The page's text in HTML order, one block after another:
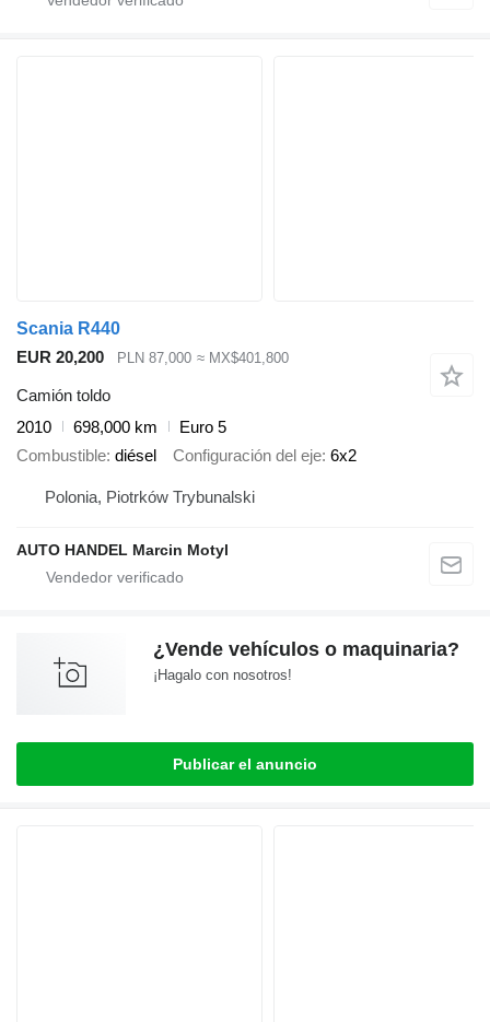
Scania R440
EUR 20,200
PLN 87,000 ≈ MX$401,800
Camión toldo
2010
698,000 km
Euro 5
Combustible diésel Configuración del eje 6x2
Polonia, Piotrków Trybunalski
AUTO HANDEL Marcin Motyl
¿Vende vehículos o maquinaria?
¡Hagalo con nosotros!
Publicar el anuncio